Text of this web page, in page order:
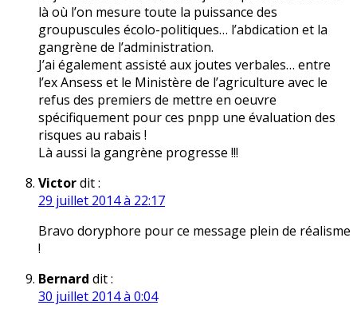
là où l’on mesure toute la puissance des
groupuscules écolo-politiques… l’abdication et la
gangrène de l’administration.
J’ai également assisté aux joutes verbales… entre
l’ex Ansess et le Ministère de l’agriculture avec le
refus des premiers de mettre en oeuvre
spécifiquement pour ces pnpp une évaluation des
risques au rabais !
Là aussi la gangrène progresse !!!
Victordit :
29 juillet 2014 à 22:17
Bravo doryphore pour ce message plein de réalisme
!
Bernard dit :
30 juillet 2014 à 0:04